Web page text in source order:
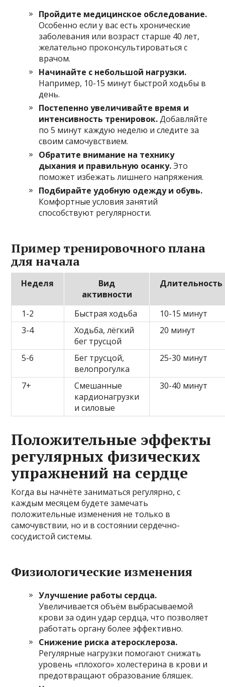
Пройдите медицинское обследование.
Особенно если у вас есть хронические
заболевания или возраст старше 40 лет,
желательно проконсультироваться с
врачом.
Начинайте с небольшой нагрузки.
Например, 10-15 минут быстрой ходьбы в
день.
Постепенно увеличивайте время и
интенсивность тренировок.Добавляйте
по 5 минут каждую неделю и следите за
своим самочувствием.
Обратите внимание на технику
дыхания и правильную осанку.Это
поможет избежать лишнего напряжения.
Подбирайте удобную одежду и обувь.
Комфортные условия занятий
способствуют регулярности.
Пример тренировочного плана
для начала
Неделя
Вид
активности
Длительность
1-2 Быстрая ходьба
10-15 минут
3-4
Ходьба, лёгкий
бег трусцой
20 минут
5-6
Бег трусцой,
велопрогулка
25-30 минут
7+
Смешанные
кардионагрузки
и силовые
30-40 минут
Положительные эффекты
регулярных физических
упражнений на сердце
Когда вы начнёте заниматься регулярно, с
каждым месяцем будете замечать
положительные изменения не только в
самочувствии, но и в состоянии сердечно-
сосудистой системы.
Физиологические изменения
Улучшение работы сердца.
Увеличивается объём выбрасываемой
крови за один удар сердца, что позволяет
работать органу более эффективно.
Снижение риска атеросклероза.
Регулярные нагрузки помогают снижать
уровень «плохого» холестерина в крови и
предотвращают образование бляшек.